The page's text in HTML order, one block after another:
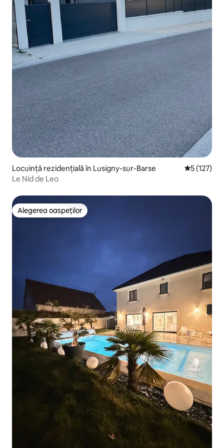
Locuință rezidențială în Lusigny-sur-Barse Scor
5 (127)
Le Nid de Leo
Alegerea oaspeților
Alegerea oaspeților